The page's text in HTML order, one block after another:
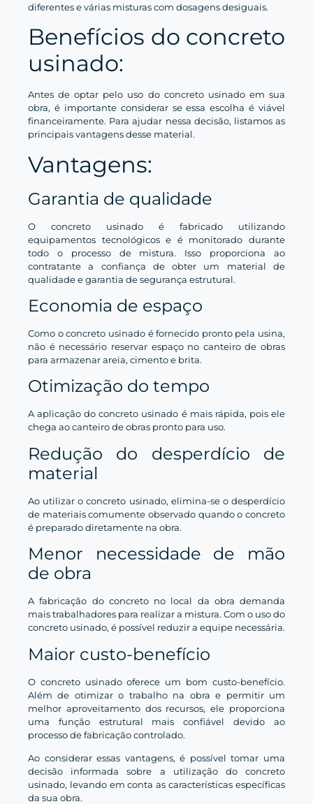
diferentes e várias misturas com dosagens desiguais.
Benefícios do concreto
usinado:
Antes de optar pelo uso do concreto usinado em sua
obra, é importante considerar se essa escolha é viável
financeiramente. Para ajudar nessa decisão, listamos as
principais vantagens desse material.
Vantagens:
Garantia de qualidade
O concreto usinado é fabricado utilizando
equipamentos tecnológicos e é monitorado durante
todo o processo de mistura. Isso proporciona ao
contratante a confiança de obter um material de
qualidade e garantia de segurança estrutural.
Economia de espaço
Como o concreto usinado é fornecido pronto pela usina,
não é necessário reservar espaço no canteiro de obras
para armazenar areia, cimento e brita.
Otimização do tempo
A aplicação do concreto usinado é mais rápida, pois ele
chega ao canteiro de obras pronto para uso.
Redução do desperdício de
material
Ao utilizar o concreto usinado, elimina-se o desperdício
de materiais comumente observado quando o concreto
é preparado diretamente na obra.
Menor necessidade de mão
de obra
A fabricação do concreto no local da obra demanda
mais trabalhadores para realizar a mistura. Com o uso do
concreto usinado, é possível reduzir a equipe necessária.
Maior custo-benefício
O concreto usinado oferece um bom custo-benefício.
Além de otimizar o trabalho na obra e permitir um
melhor aproveitamento dos recursos, ele proporciona
uma função estrutural mais confiável devido ao
processo de fabricação controlado.
Ao considerar essas vantagens, é possível tomar uma
decisão informada sobre a utilização do concreto
usinado, levando em conta as características específicas
da sua obra.